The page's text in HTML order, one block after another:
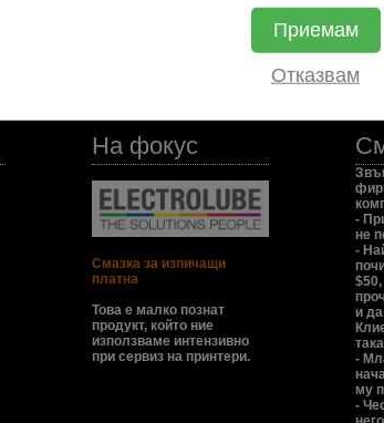
CE320A No 128A Black
CE320A No 128A Black
На фокус
Смазка за изпичащи
платна
Това е малко познат
продукт, който ние
използваме интензивно
при сервиз на принтери.
-
не
-
и
-
му
-
Приемам
Отказвам